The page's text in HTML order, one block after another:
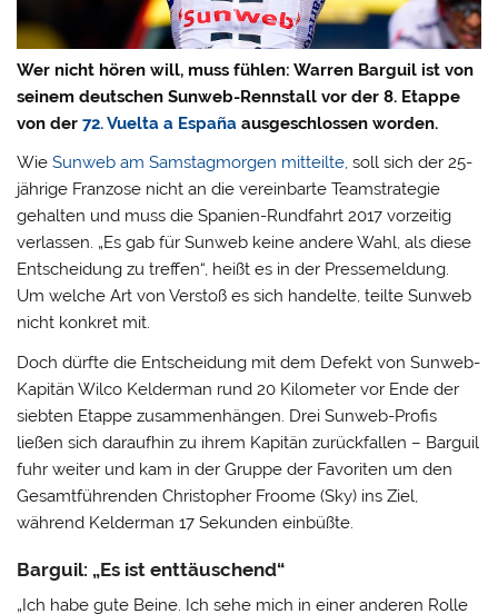
Wer nicht hören will, muss fühlen: Warren Barguil ist von
seinem deutschen Sunweb-Rennstall vor der 8. Etappe
von der72. Vuelta a España ausgeschlossen worden.
WieSunweb am Samstagmorgen mitteilte, soll sich der 25-
jährige Franzose nicht an die vereinbarte Teamstrategie
gehalten und muss die Spanien-Rundfahrt 2017 vorzeitig
verlassen. „Es gab für Sunweb keine andere Wahl, als diese
Entscheidung zu treffen“, heißt es in der Pressemeldung.
Um welche Art von Verstoß es sich handelte, teilte Sunweb
nicht konkret mit.
Doch dürfte die Entscheidung mit dem Defekt von Sunweb-
Kapitän Wilco Kelderman rund 20 Kilometer vor Ende der
siebten Etappe zusammenhängen. Drei Sunweb-Profis
ließen sich daraufhin zu ihrem Kapitän zurückfallen – Barguil
fuhr weiter und kam in der Gruppe der Favoriten um den
Gesamtführenden Christopher Froome (Sky) ins Ziel,
während Kelderman 17 Sekunden einbüßte.
Barguil: „Es ist enttäuschend“
„Ich habe gute Beine. Ich sehe mich in einer anderen Rolle